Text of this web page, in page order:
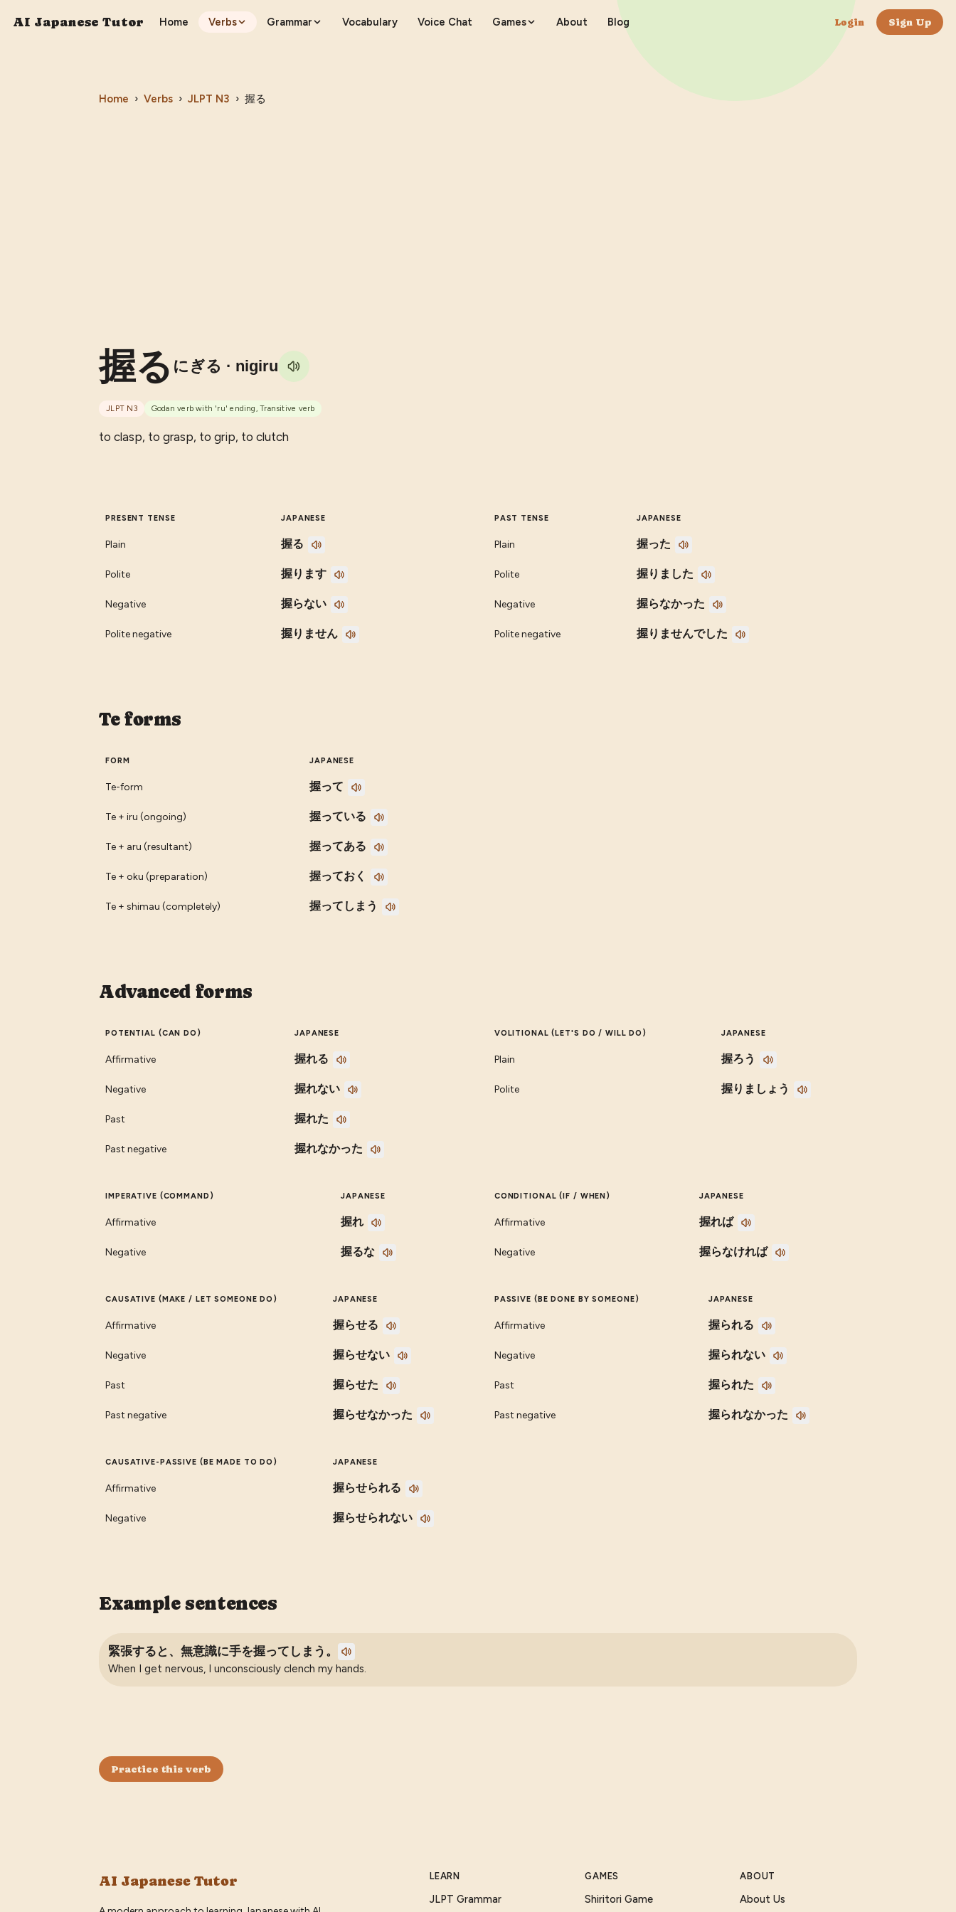
AI Japanese Tutor Home Verbs Grammar Vocabulary Voice Chat Games About Blog Login Sign Up
Home › Verbs › JLPT N3 › 握る
握る にぎる · nigiru
JLPT N3 Godan verb with 'ru' ending, Transitive verb
to clasp, to grasp, to grip, to clutch
PRESENT TENSE JAPANESE
Plain 握る
Polite 握ります
Negative 握らない
Polite negative 握りません
PAST TENSE JAPANESE
Plain 握った
Polite 握りました
Negative 握らなかった
Polite negative 握りませんでした
Te forms
FORM JAPANESE
Te-form 握って
Te + iru (ongoing) 握っている
Te + aru (resultant) 握ってある
Te + oku (preparation) 握っておく
Te + shimau (completely) 握ってしまう
Advanced forms
POTENTIAL (CAN DO) JAPANESE
Affirmative 握れる
Negative 握れない
Past 握れた
Past negative 握れなかった
VOLITIONAL (LET'S DO / WILL DO) JAPANESE
Plain 握ろう
Polite 握りましょう
IMPERATIVE (COMMAND) JAPANESE
Affirmative 握れ
Negative 握るな
CONDITIONAL (IF / WHEN) JAPANESE
Affirmative 握れば
Negative 握らなければ
CAUSATIVE (MAKE / LET SOMEONE DO) JAPANESE
Affirmative 握らせる
Negative 握らせない
Past 握らせた
Past negative 握らせなかった
PASSIVE (BE DONE BY SOMEONE) JAPANESE
Affirmative 握られる
Negative 握られない
Past 握られた
Past negative 握られなかった
CAUSATIVE-PASSIVE (BE MADE TO DO) JAPANESE
Affirmative 握らせられる
Negative 握らせられない
Example sentences
緊張すると、無意識に手を握ってしまう。
When I get nervous, I unconsciously clench my hands.
Practice this verb
AI Japanese Tutor LEARN
JLPT Grammar
GAMES
Shiritori Game
ABOUT
About Us